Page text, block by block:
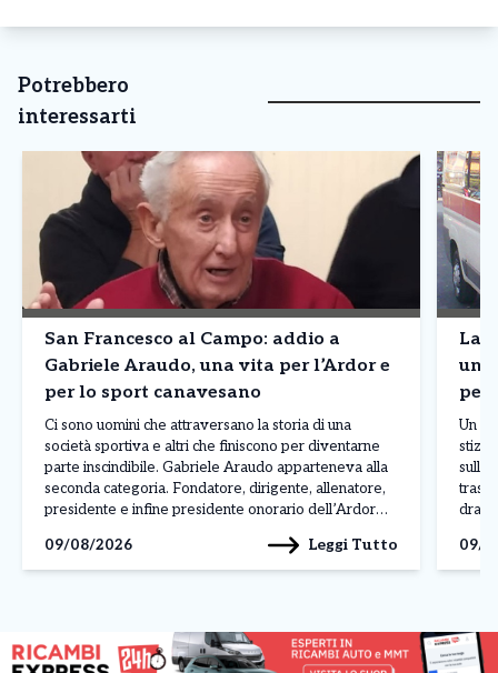
Potrebbero
interessarti
San Francesco al Campo: addio a
Gabriele Araudo, una vita per l’Ardor e
per lo sport canavesano
Ci sono uomini che attraversano la storia di una
società sportiva e altri che finiscono per diventarne
parte inscindibile. Gabriele Araudo apparteneva alla
seconda categoria. Fondatore, dirigente, allenatore,
presidente e infine presidente onorario dell’Ardor
settant’anni la vita della società giallorossa,
diventando un punto di riferimento per generazioni di
09/08/2026 Leggi Tutto
una
per
Un
sulla
09/